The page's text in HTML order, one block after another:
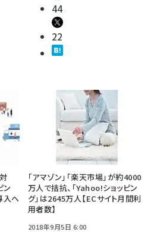
44
22
ン
入へ
「アマゾン」「楽天市場」が約4000
万人で拮抗、「Yahoo!ショッピン
グ」は2645万人【ECサイト月間利
用者数】
2018年9月5日 6:00